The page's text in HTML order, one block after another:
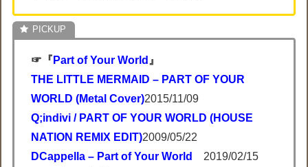
☞『 Part of Your World 』
THE LITTLE MERMAID – PART OF YOUR
WORLD (Metal Cover)2015/11/09
Q;indivi / PART OF YOUR WORLD (HOUSE
NATION REMIX EDIT)2009/05/22
DCappella – Part of Your World
2019/02/15